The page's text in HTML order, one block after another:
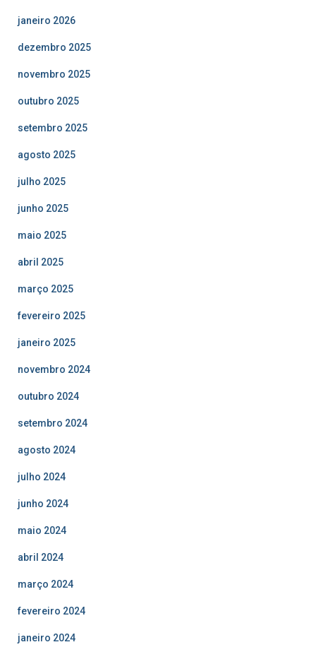
janeiro 2026
dezembro 2025
novembro 2025
outubro 2025
setembro 2025
agosto 2025
julho 2025
junho 2025
maio 2025
abril 2025
março 2025
fevereiro 2025
janeiro 2025
novembro 2024
outubro 2024
setembro 2024
agosto 2024
julho 2024
junho 2024
maio 2024
abril 2024
março 2024
fevereiro 2024
janeiro 2024